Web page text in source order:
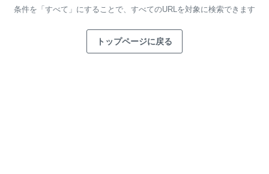
条件を「すべて」にすることで、 すべてのURLを対象に検索できます
トップページに戻る